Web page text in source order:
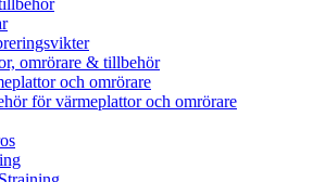
omrörare & tillbehör
och omrörare
för värmeplattor och omrörare